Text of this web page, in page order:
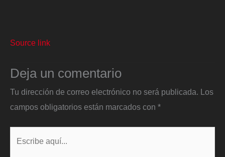
Source link
Deja un comentario
Tu dirección de correo electrónico no será publicada.
Los
campos obligatorios están marcados con *